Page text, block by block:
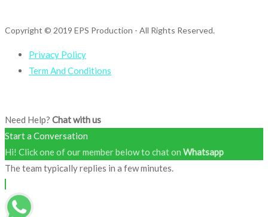
Copyright © 2019 EPS Production - All Rights Reserved.
Privacy Policy
Term And Conditions
Need Help? Chat with us
Start a Conversation
Hi! Click one of our member below to chat on Whatsapp
The team typically replies in a few minutes.